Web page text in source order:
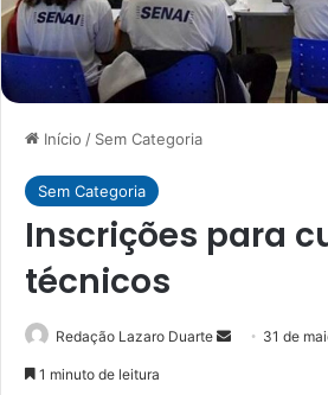
Início / Sem Categoria
Sem Categoria
Inscrições para
técnicos
Redação Lazaro Duarte
Mande31 de
1 minuto de leitura